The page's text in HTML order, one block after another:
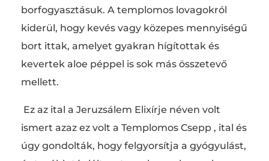
borfogyasztásuk. A templomos lovagokról
kiderül, hogy kevés vagy közepes mennyiségű
bort ittak, amelyet gyakran hígítottak és
kevertek aloe péppel is sok más összetevő
mellett.
Ez az ital a Jeruzsálem Elixírje néven volt
ismert azaz ez volt a Templomos Csepp , ital és
úgy gondolták, hogy felgyorsítja a gyógyulást,